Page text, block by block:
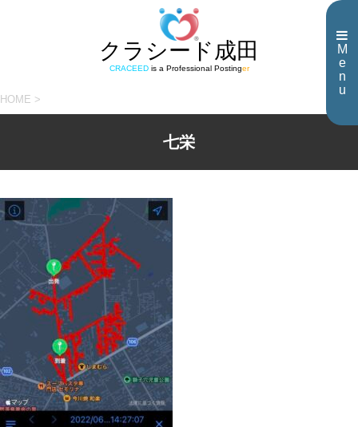
M
e
n
u
クラシード成田
CRACEEDis a Professional Postinger
HOME >
七栄